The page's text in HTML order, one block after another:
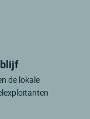
de lokale